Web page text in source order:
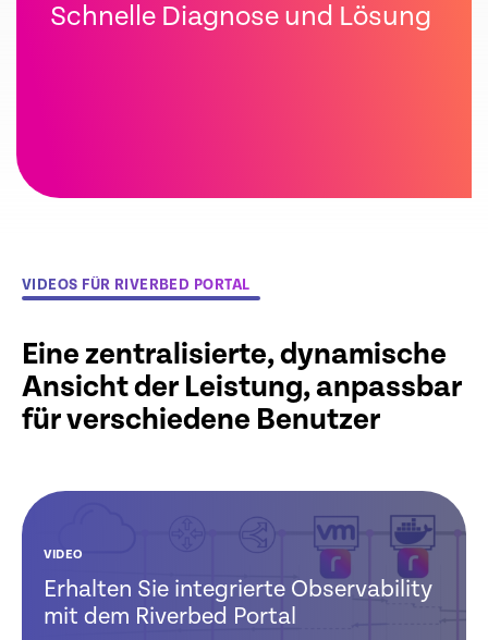
Schnelle Diagnose und Lösung
VIDEOS FÜR RIVERBED PORTAL
Eine zentralisierte, dynamische
Ansicht der Leistung, anpassbar
für verschiedene Benutzer
VIDEO
Erhalten Sie integrierte Observability
mit dem Riverbed Portal